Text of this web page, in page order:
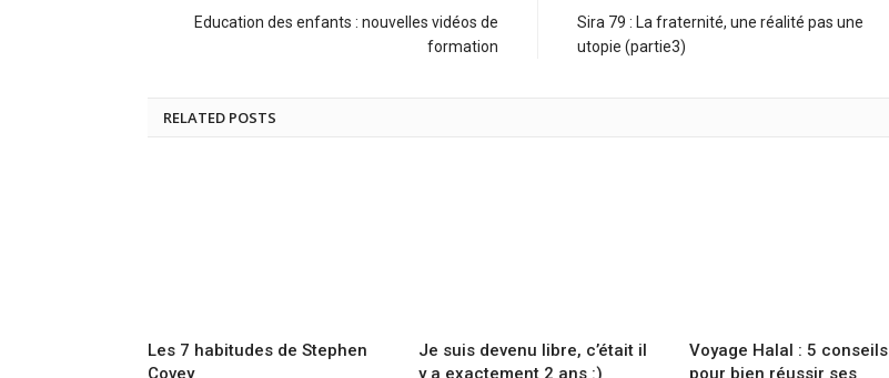
Education des enfants : nouvelles vidéos de
formation
Sira 79 : La fraternité, une réalité pas une
utopie (partie3)
RELATED POSTS
Les 7 habitudes de Stephen
Covey
Je suis devenu libre, c’était il
y a exactement 2 ans :)
Voyage Halal : 5 conseils
pour bien réussir ses